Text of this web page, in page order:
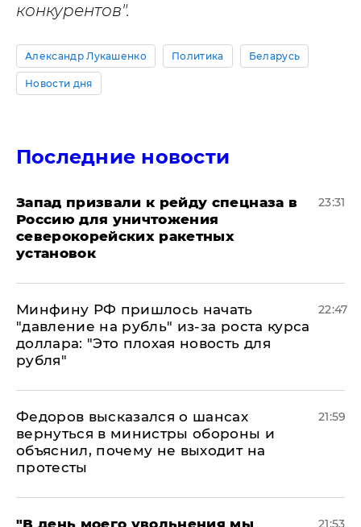
конкурентов".
Александр Лукашенко Политика Беларусь
Новости дня
Последние новости
Запад призвали к рейду спецназа в
Россию для уничтожения
северокорейских ракетных
установок
23:31
Минфину РФ пришлось начать
"давление на рубль" из-за роста курса
доллара: "Это плохая новость для
рубля"
22:47
Федоров высказался о шансах
вернуться в министры обороны и
объяснил, почему не выходит на
протесты
21:59
​"В день моего увольнения мы 21:53